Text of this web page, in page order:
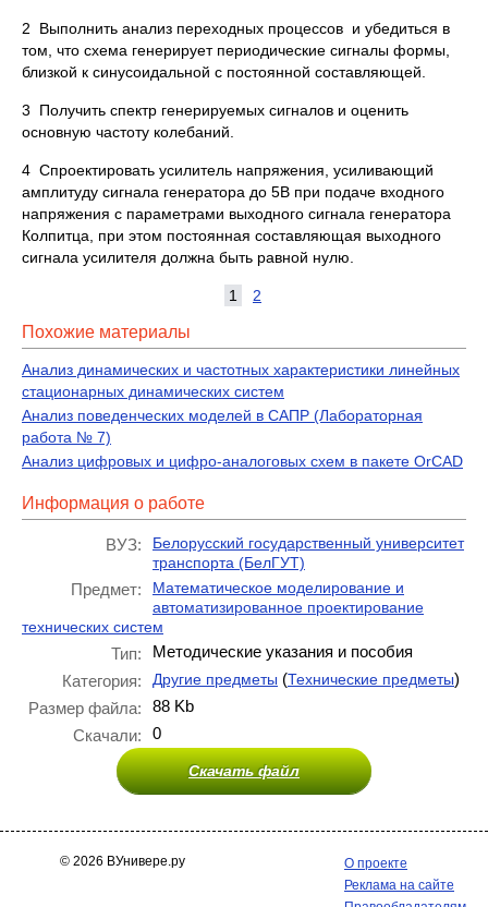
2 Выполнить анализ переходных процессов и убедиться в
том, что схема генерирует периодические сигналы формы,
близкой к синусоидальной с постоянной составляющей.
3 Получить спектр генерируемых сигналов и оценить
основную частоту колебаний.
4 Спроектировать усилитель напряжения, усиливающий
амплитуду сигнала генератора до 5В при подаче входного
напряжения с параметрами выходного сигнала генератора
Колпитца, при этом постоянная составляющая выходного
сигнала усилителя должна быть равной нулю.
1 2
Похожие материалы
Анализ динамических и частотных характеристики линейных
стационарных динамических систем
Анализ поведенческих моделей в САПР (Лабораторная
работа № 7)
Анализ цифровых и цифро-аналоговых схем в пакете OrCAD
Информация о работе
ВУЗ:
Белорусский государственный университет
транспорта (БелГУТ)
Предмет:
Математическое моделирование и
автоматизированное проектирование
технических систем
Тип:
Методические указания и пособия
Категория:
Другие предметы (Технические предметы)
Размер файла:
88 Kb
Скачали:
0
Скачать файл
© 2026 ВУнивере.ру
О проекте
Реклама на сайте